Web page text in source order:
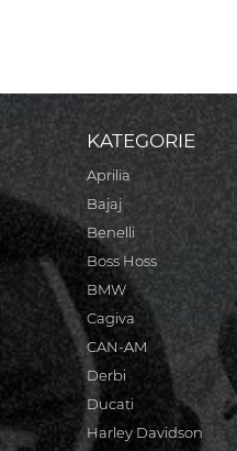
KATEGORIE
Aprilia
Bajaj
Benelli
Boss Hoss
BMW
Cagiva
CAN-AM
Derbi
Ducati
Harley Davidson